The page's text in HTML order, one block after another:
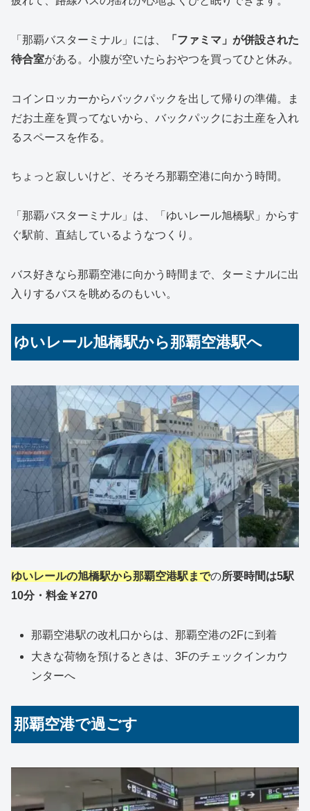
「那覇バスターミナル」には、
「ファミマ」が併設された
待合室がある。小腹が空いたらおやつを買ってひと休み。
コインロッカーからバックパックを出して帰りの準備。ま
だお土産を買ってないから、バックパックにお土産を入れ
るスペースを作る。
ちょっと寂しいけど、そろそろ那覇空港に向かう時間。
「那覇バスターミナル」は、「ゆいレール旭橋駅」からす
ぐ駅前、直結しているようなつくり。
バス好きなら那覇空港に向かう時間まで、ターミナルに出
入りするバスを眺めるのもいい。
ゆいレール旭橋駅から那覇空港駅へ
ゆいレールの旭橋駅から那覇空港駅までの所要時間は5駅
10分・料金￥270
那覇空港駅の改札口からは、那覇空港の2Fに到着
大きな荷物を預けるときは、3Fのチェックインカウ
ンターへ
那覇空港で過ごす